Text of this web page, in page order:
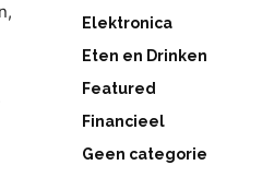
Elektronica
Eten en Drinken
Featured
Financieel
Geen categorie